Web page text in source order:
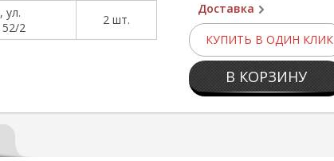
Доставка
КУПИТЬ В ОДИН КЛИК
В КОРЗИНУ
ул.
2
2 шт.